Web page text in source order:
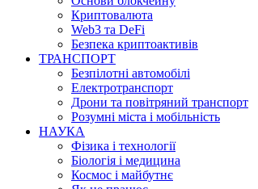
Криптовалюта
Web3 та DeFi
Безпека криптоактивів
ТРАНСПОРТ
Безпілотні автомобілі
Електротранспорт
Дрони та повітряний транспорт
Розумні міста і мобільність
НАУКА
Фізика і технології
Біологія і медицина
Космос і майбутнє